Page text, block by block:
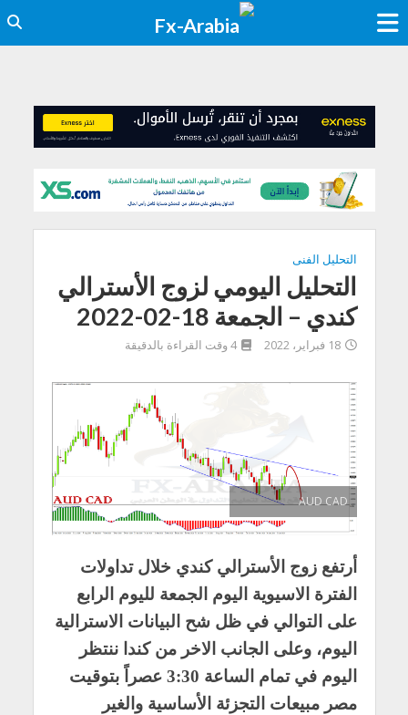
التحليل الفنى
التحليل اليومي لزوج الأسترالي
كندي – الجمعة 18-02-2022
18 فبراير، 2022 4 وقت القراءة بالدقيقة
AUD CAD
أرتفع زوج الأسترالي كندي خلال تداولات
الفترة الاسيوية اليوم الجمعة لليوم الرابع
على التوالي في ظل شح البيانات الاسترالية
اليوم، وعلى الجانب الاخر من كندا ننتظر
اليوم في تمام الساعة 3:30 عصراً بتوقيت
مصر مبيعات التجزئة الأساسية والغير